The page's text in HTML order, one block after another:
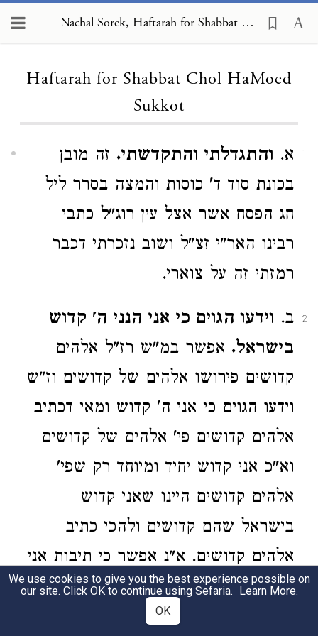
Nachal Sorek, Haftarah for Shabbat Chol HaMoed Sukkot
Haftarah for Shabbat Chol HaMoed
Sukkot
1 א. והתגדלתי והתקדשתי. זה מובן
בכונת סוד ד' כוסות והמצה בסרר ליל
חג הפסח אשר אצל עין רוג"ל כתבי
רבינו האר"י זצ"ל ושוב נזכרתי דכבר
רמזתי זה על צוארי.
2 ב. וידעו הגוים כי אני הנני ה' קדוש
בישראל. אפשר במ"ש רז"ל אלהים
קדושים פירושו אלהים של קדושים וז"ש
וידעו הגוים כי אני ה' קדוש ומאי דכתיב
אלהים קדושים פי' אלהים של קדושים
וא"כ אני קדוש יחיד ומיוחד רק שפי'
אלהים קדושים היינו שאני קדוש
בישראל שהם קדושים ולהכי כתיב
אלהים קדושים. א"נ אפשר כי תיבות אני
ה' הם בגימט' פז אחר יותר על אלהים
והוא רחמים וידעו הגוים שאני מתנהג
We use cookies to give you the best experience possible on
our site. Click OK to continue using Sefaria. Learn More.
OK